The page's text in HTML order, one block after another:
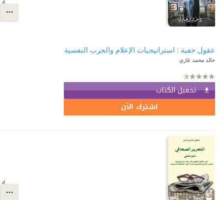
عقول خفية : استراتيجيات الإعلام والحرب النفسية
خالد محمد غازي
تحميل الكتاب
اشترك الآن